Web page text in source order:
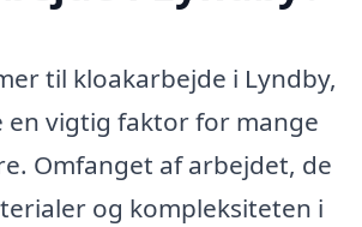
til kloakarbejde i Lyndby,
en vigtig faktor for mange
Omfanget af arbejdet, de
og kompleksiteten i